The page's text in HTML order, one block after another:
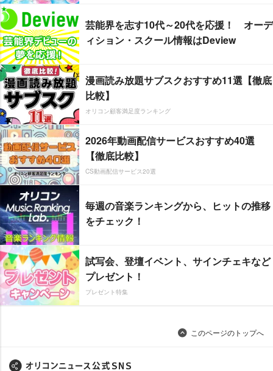
芸能界を志す10代～20代を応援！ オーデ
ィション・スクール情報はDeview
漫画読み放題サブスクおすすめ11選【徹底
比較】
オリコン顧客満足度ランキング
2026年動画配信サービスおすすめ40選
【徹底比較】
CS動画配信サービス20選
毎週の音楽ランキングから、ヒットの推移
をチェック！
試写会、登壇イベント、サインチェキなど
プレゼント！
プレゼント特集
このページのトップへ